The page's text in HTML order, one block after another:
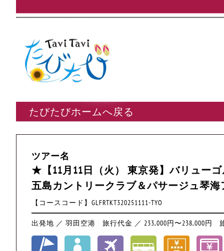
たびたびホームへ戻る
ツアー名
★【11月11日（火） 東京発】バリュー
五島カントリークラブ＆パサージュ琴
【コースコード】GLFRTKT320251111-TYO
出発地 ／ 羽田空港 旅行代金 ／ 233,000円〜238,000円